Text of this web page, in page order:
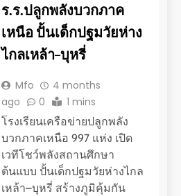
ร.ร.ปลูกพลังบวกภาค
เหนือ ปั้นเด็กปฐมวัยห่าง
ไกลเหล้า–บุหรี่
Mfo
4 months
ago
0 1 mins
โรงเรียนเครือข่ายปลูกพลัง
บวกภาคเหนือ 997 แห่ง เปิด
เวทีโชว์พลังสถานศึกษา
ต้นแบบ ปั้นเด็กปฐมวัยห่างไกล
เหล้า–บุหรี่ สร้างภูมิคุ้มกัน